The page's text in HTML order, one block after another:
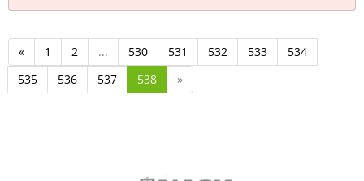
« 1 2 ... 530 531 532 533
534
535
536 537 538 »